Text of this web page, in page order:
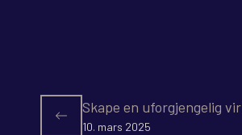
Skape en uforgjengelig
10. mars 2025